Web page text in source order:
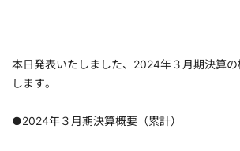
本日発表いたしました、2024年３月期決算
します。
●2024年３月期決算概要（累計）